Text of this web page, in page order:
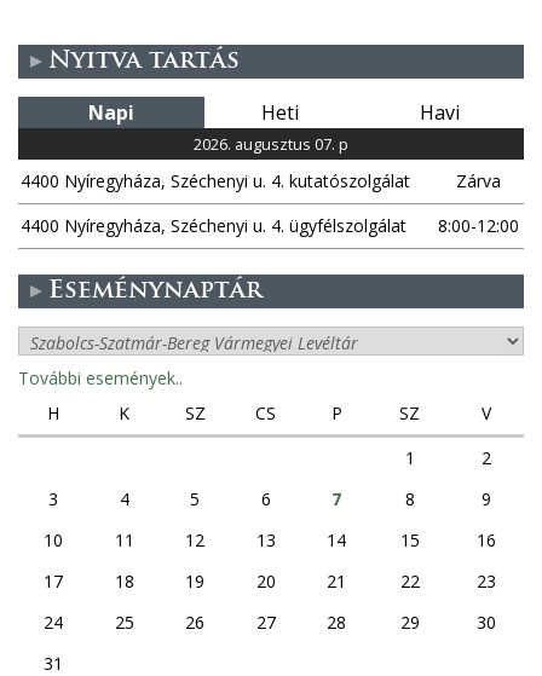
Nyitva tartás
Napi Heti Havi
2026. augusztus 07. p
4400 Nyíregyháza, Széchenyi u. 4. kutatószolgálat
Zárva
4400 Nyíregyháza, Széchenyi u. 4. ügyfélszolgálat
8:00-12:00
Eseménynaptár
További események..
H
K SZ CS P SZ
V
1
2
3
4 5 6 7 8
9
10
11 12 13 14 15
16
17
18 19 20 21 22
23
24
25 26 27 28 29
30
31